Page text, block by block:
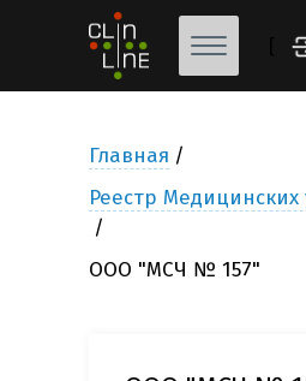
Главная
Реестр
ООО "МСЧ № 157"